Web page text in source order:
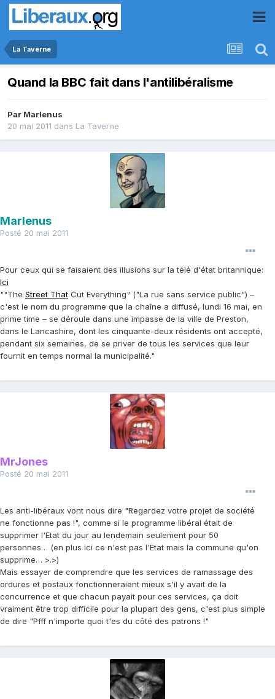
La Taverne
Quand la BBC fait dans l'antilibéralisme
Par Marlenus
20 mai 2011 dans La Taverne
Marlenus
Posté 20 mai 2011
Pour ceux qui se faisaient des illusions sur la télé d'état britannique:
Ici
""The Street That Cut Everything" ("La rue sans service public") –
c'est le nom du programme que la chaîne a diffusé, lundi 16 mai, en
prime time – se déroule dans une impasse de la ville de Preston,
dans le Lancashire, dont les cinquante-deux résidents ont accepté,
pendant six semaines, de se priver de tous les services que leur
fournit en temps normal la municipalité."
MrJones
Posté 20 mai 2011
Les anti-libéraux vont nous dire "Regardez votre projet de société
ne fonctionne pas !", comme si le programme libéral était de
supprimer l'Etat du jour au lendemain seulement pour 50
personnes… (en plus ici ce n'est pas l'Etat mais la commune qu'on
supprime… >.>)
Mais essayer de comprendre que les services de ramassage des
ordures et postaux fonctionneraient mieux s'il y avait de la
concurrence et que chacun payait pour ces services, ça doit
vraiment être trop difficile pour la plupart des gens, c'est plus simple
de dire "Pfff n'importe quoi t'es du côté des patrons !"